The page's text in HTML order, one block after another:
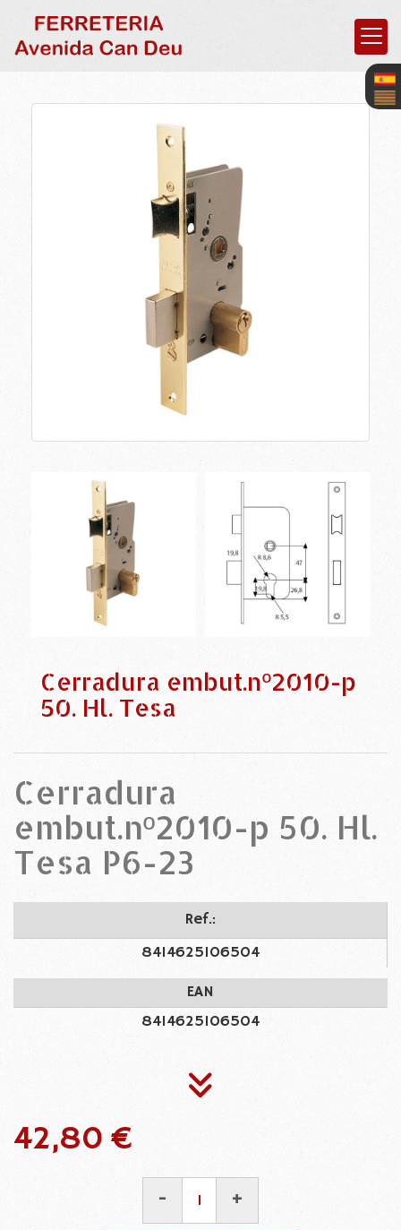
Cerradura embut.nº2010-p
50. Hl. Tesa
Cerradura
embut.nº2010-p 50. Hl.
Tesa P6-23
Ref.:
8414625106504
EAN
8414625106504
42,80 €
- +